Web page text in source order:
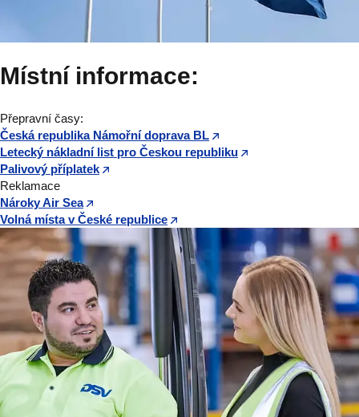
Místní informace:
Přepravní časy:
Česká republika Námořní doprava BL
Letecký nákladní list pro Českou republiku
Palivový příplatek
Reklamace
Nároky Air Sea
Volná místa v České republice